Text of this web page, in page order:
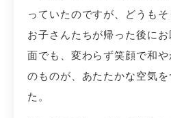
っていたのですが、どうもそ
お子さんたちが帰った後に
面でも、変わらず笑顔で和
のものが、あたたかな空気
た。